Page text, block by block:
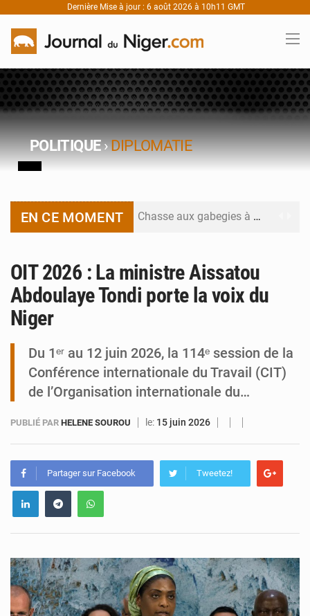
Dernière Mise à jour : 6 août 2026 à 10h11 GMT
POLITIQUE›DIPLOMATIE
EN CE MOMENT Chasse aux gabegies à Niamey : 74 milliards de FCFA recouvrés par la COLDEFF
Niger : le ministère du Pétrole mise sur la performance
OIT 2026 : La ministre Aissatou
Abdoulaye Tondi porte la voix du
Niger
Du 1ᵉʳ au 12 juin 2026, la 114ᵉ session de la
Conférence internationale du Travail (CIT)
de l’Organisation internationale du…
PUBLIÉ PAR HELENE SOUROU le: 15 juin 2026
Partager sur Facebook Tweetez!